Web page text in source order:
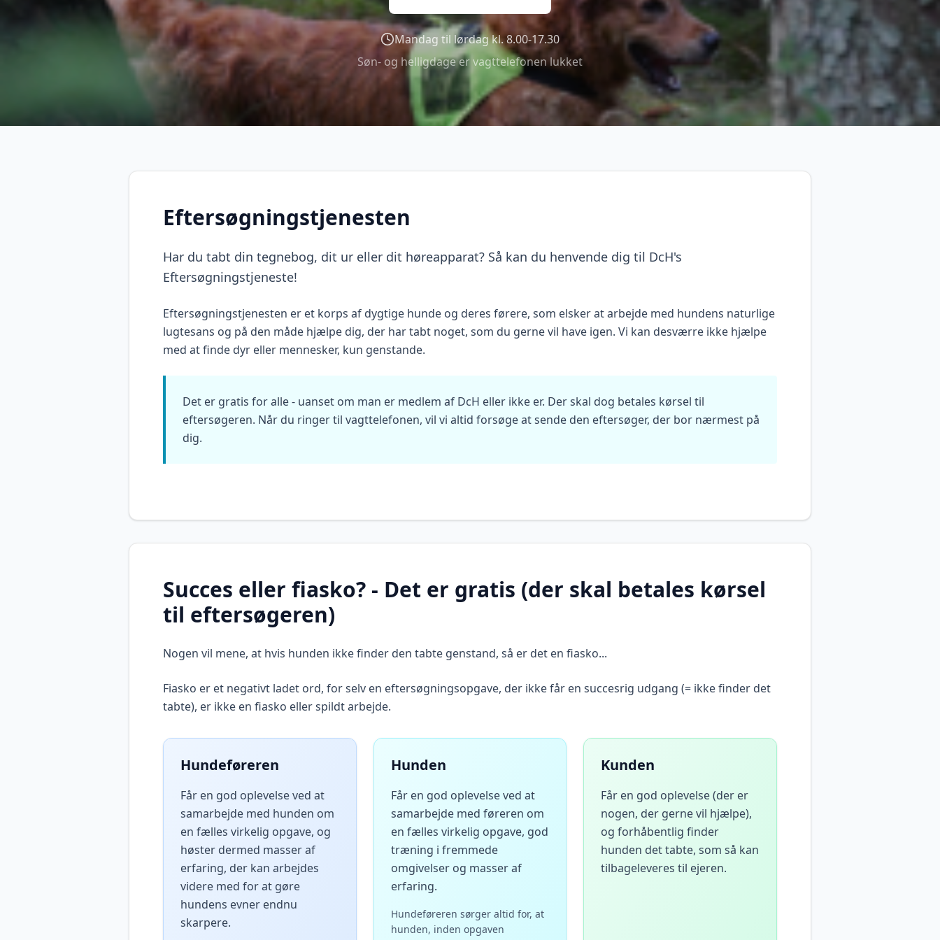
Mandag til lørdag kl. 8.00-17.30
Søn- og helligdage er vagttelefonen lukket
Eftersøgningstjenesten
Har du tabt din tegnebog, dit ur eller dit høreapparat? Så kan du henvende dig til DcH's
Eftersøgningstjeneste!
Eftersøgningstjenesten er et korps af dygtige hunde og deres førere, som elsker at arbejde med hundens naturlige
lugtesans og på den måde hjælpe dig, der har tabt noget, som du gerne vil have igen. Vi kan desværre ikke hjælpe
med at finde dyr eller mennesker, kun genstande.
Det er gratis for alle - uanset om man er medlem af DcH eller ikke er. Der skal dog betales kørsel til
eftersøgeren. Når du ringer til vagttelefonen, vil vi altid forsøge at sende den eftersøger, der bor nærmest på
dig.
Succes eller fiasko? - Det er gratis (der skal betales kørsel
til eftersøgeren)
Nogen vil mene, at hvis hunden ikke finder den tabte genstand, så er det en fiasko...
Fiasko er et negativt ladet ord, for selv en eftersøgningsopgave, der ikke får en succesrig udgang (= ikke finder det
tabte), er ikke en fiasko eller spildt arbejde.
Hundeføreren
Får en god oplevelse ved at
samarbejde med hunden om
en fælles virkelig opgave, og
høster dermed masser af
erfaring, der kan arbejdes
videre med for at gøre
hundens evner endnu
skarpere.
Hunden
Får en god oplevelse ved at
samarbejde med føreren om
en fælles virkelig opgave, god
træning i fremmede
omgivelser og masser af
erfaring.
Hundeføreren sørger altid for, at
hunden, inden opgaven
Kunden
Får en god oplevelse (der er
nogen, der gerne vil hjælpe),
og forhåbentlig finder
hunden det tabte, som så kan
tilbageleveres til ejeren.